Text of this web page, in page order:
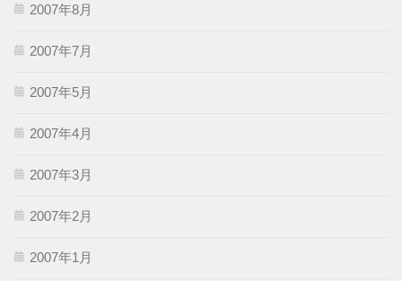
2007年8月
2007年7月
2007年5月
2007年4月
2007年3月
2007年2月
2007年1月